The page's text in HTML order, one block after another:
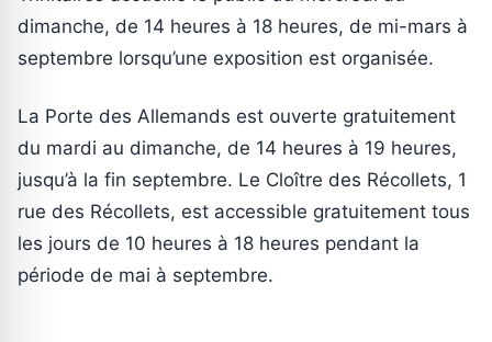
dimanche, de 14 heures à 18 heures, de mi-mars à
septembre lorsqu’une exposition est organisée.
La Porte des Allemands est ouverte gratuitement
du mardi au dimanche, de 14 heures à 19 heures,
jusqu’à la fin septembre. Le Cloître des Récollets, 1
rue des Récollets, est accessible gratuitement tous
les jours de 10 heures à 18 heures pendant la
période de mai à septembre.